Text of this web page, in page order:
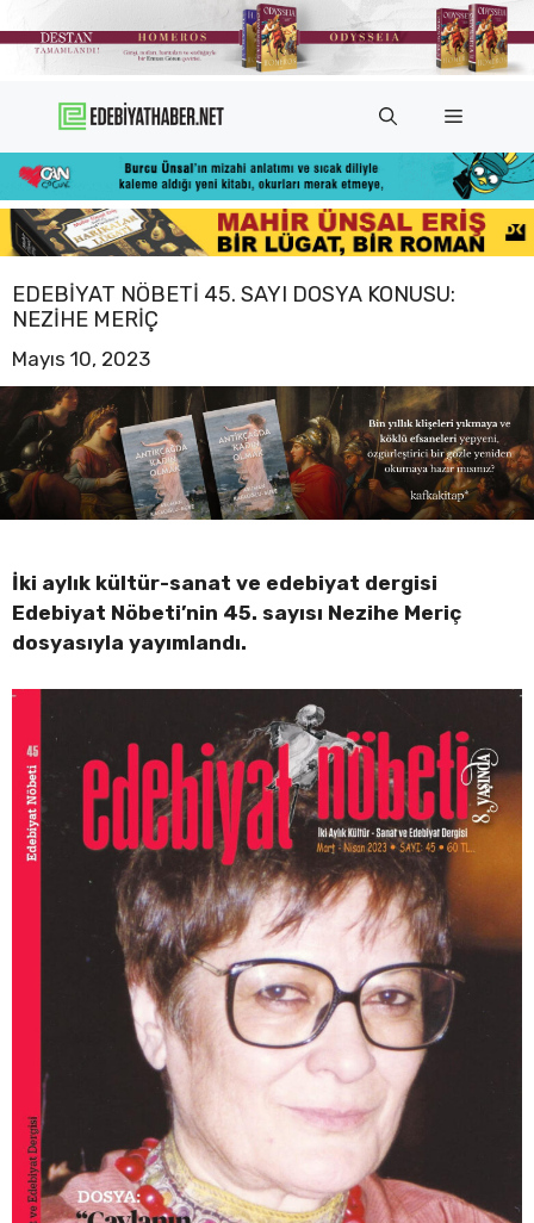
atla
Menü
EDEBIYAT NÖBETI 45. SAYI DOSYA KONUSU:
NEZIHE MERIÇ
Mayıs 10, 2023
İki aylık kültür-sanat ve edebiyat dergisi
Edebiyat Nöbeti’nin 45. sayısı Nezihe Meriç
dosyasıyla yayımlandı.